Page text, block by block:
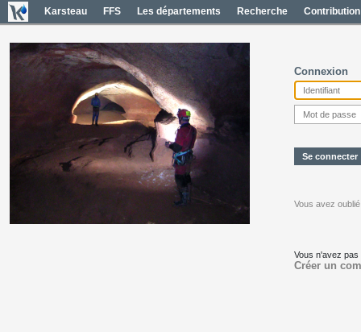
Karsteau FFS Les départements Recherche Contribution
Connexion
Vous avez
Vous n'avez
Créer un